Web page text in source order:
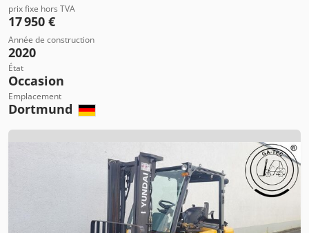
prix fixe hors TVA
17 950 €
Année de construction
2020
État
Occasion
Emplacement
Dortmund